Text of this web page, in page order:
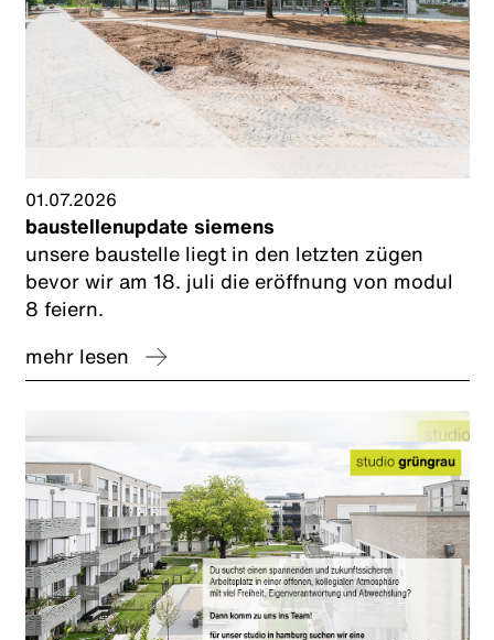
01.07.2026
baustellenupdate siemens
unsere baustelle liegt in den letzten zügen
bevor wir am 18. juli die eröffnung von modul
8 feiern.
mehr lesen